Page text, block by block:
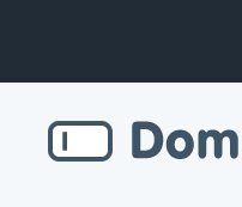
Business